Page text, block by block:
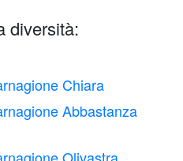
diversità:
Chiara
Abbastanza